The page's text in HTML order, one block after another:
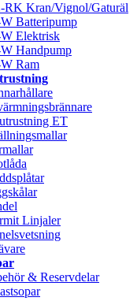
RK Kran/Vignol/Gaturäl
Batteripump
Elektrisk
Handpump
Ram
ET
Linjaler
& Reservdelar